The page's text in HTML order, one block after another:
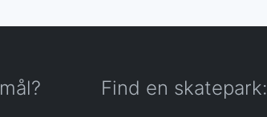
Find en skatepark: